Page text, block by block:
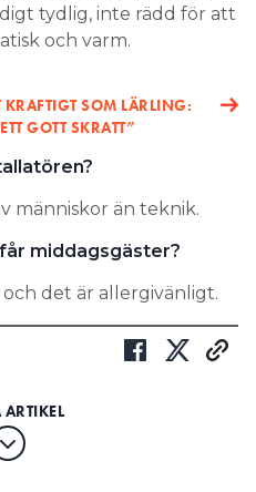
tydlig, inte rädd för att
och varm.
KRAFTIGT SOM LÄRLING:
GOTT SKRATT”
människor än teknik.
middagsgäster?
det är allergivänligt.